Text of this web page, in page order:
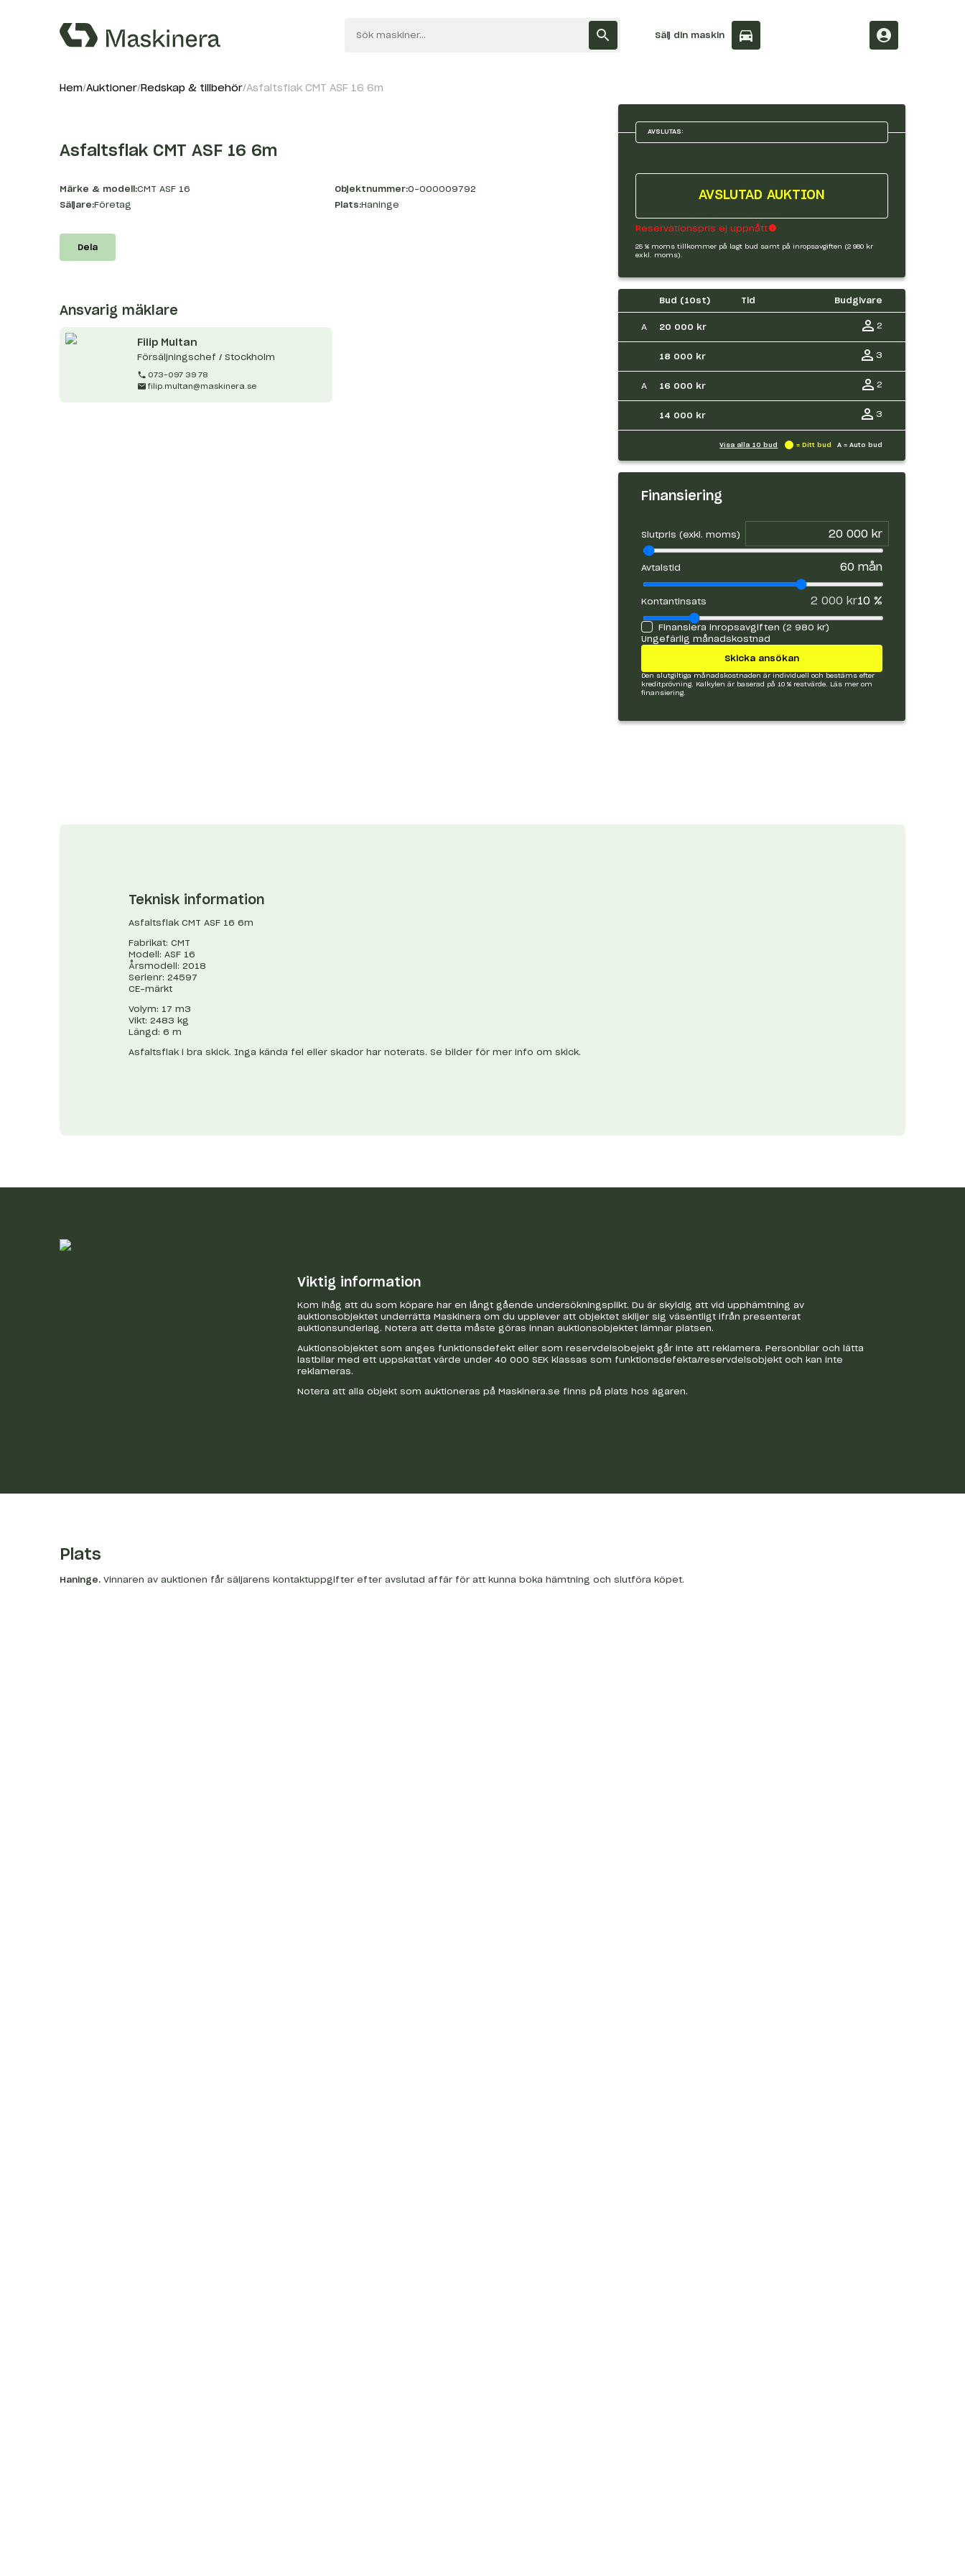
Sälj din maskin
Hem Auktioner Redskap & tillbehör Asfaltsflak CMT ASF 16 6m
AVSLUTAS:
AVSLUTAD AUKTION
Reservationspris ej uppnått
25 % moms tillkommer på lagt bud samt på inropsavgiften (2 980 kr
exkl. moms).
Bud (10st) Tid Budgivare
A 20 000 kr 2
18 000 kr 3
A 16 000 kr 2
14 000 kr 3
Visa alla 10 bud = Ditt bud A = Auto bud
Finansiering
Slutpris (exkl. moms)
Avtalstid 60mån
Kontantinsats 2 000 kr10%
Finansiera inropsavgiften (2 980 kr)
Ungefärlig månadskostnad
Skicka ansökan
Den slutgiltiga månadskostnaden är individuell och bestäms efter
kreditprövning. Kalkylen är baserad på 10 % restvärde.
Läs mer om
finansiering.
Asfaltsflak CMT ASF 16 6m
Märke & modell:CMT ASF 16 Objektnummer:O-000009792
Säljare:Företag Plats:Haninge
Dela
Ansvarig mäklare
Filip Multan
Försäljningschef / Stockholm
073-097 39 78
filip.multan@maskinera.se
Teknisk information
Asfaltsflak CMT ASF 16 6m
Fabrikat: CMT
Modell: ASF 16
Årsmodell: 2018
Serienr: 24597
CE-märkt
Volym: 17 m3
Vikt: 2483 kg
Längd: 6 m
Asfaltsflak i bra skick. Inga kända fel eller skador har noterats. Se bilder för mer info om skick.
Viktig information
Kom ihåg att du som köpare har en långt gående undersökningsplikt. Du är skyldig att vid upphämtning av
auktionsobjektet underrätta Maskinera om du upplever att objektet skiljer sig väsentligt ifrån presenterat
auktionsunderlag. Notera att detta måste göras innan auktionsobjektet lämnar platsen.
Auktionsobjektet som anges funktionsdefekt eller som reservdelsobejekt går inte att reklamera. Personbilar och lätta
lastbilar med ett uppskattat värde under 40 000 SEK klassas som funktionsdefekta/reservdelsobjekt och kan inte
reklameras.
Notera att alla objekt som auktioneras på Maskinera.se finns på plats hos ägaren.
Plats
Haninge.Vinnaren av auktionen får säljarens kontaktuppgifter efter avslutad affär för att kunna boka hämtning och slutföra köpet.